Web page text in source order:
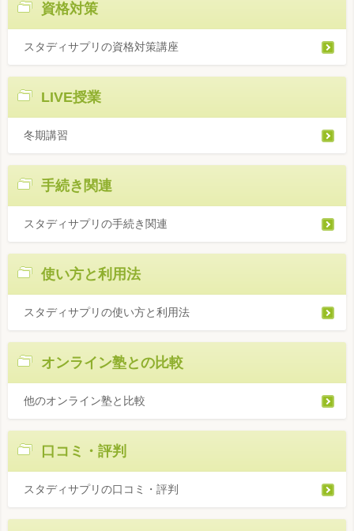
資格対策
スタディサプリの資格対策講座
LIVE授業
冬期講習
手続き関連
スタディサプリの手続き関連
使い方と利用法
スタディサプリの使い方と利用法
オンライン塾との比較
他のオンライン塾と比較
口コミ・評判
スタディサプリの口コミ・評判